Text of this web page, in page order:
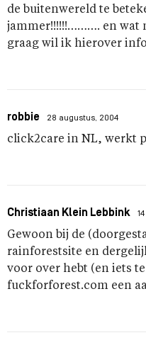
de buitenwereld te
jammer!!!!!!………. en wat
graag wil ik hierover
robbie 28 augustus, 2004
click2care in NL, werkt
Christiaan Klein Lebbink
Gewoon bij de
rainforestsite en
voor over hebt (en iets
fuckforforest.com een